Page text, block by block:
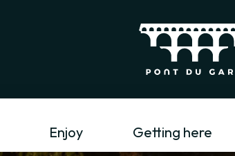
Enjoy Getting here